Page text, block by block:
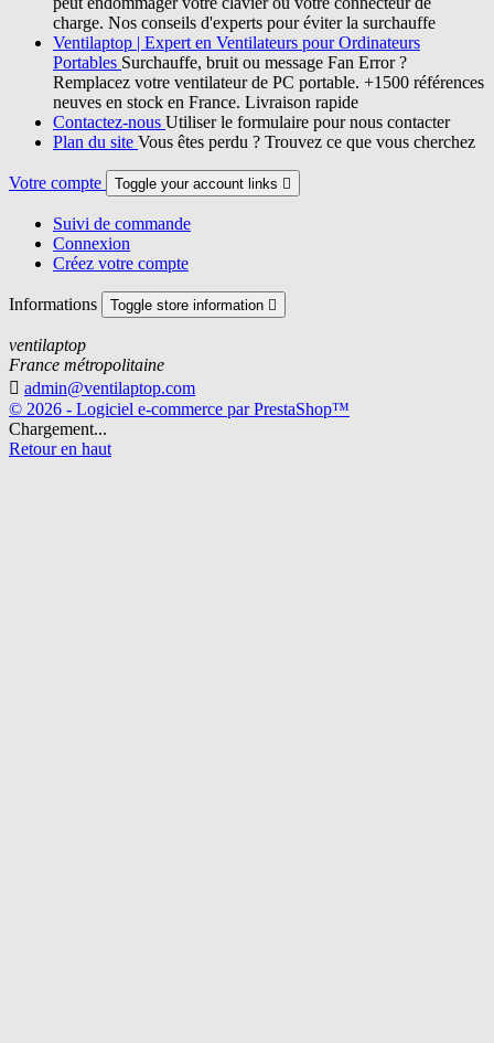
charge. Nos conseils d'experts pour éviter la surchauffe
Ventilaptop | Expert en Ventilateurs pour Ordinateurs
Portables Surchauffe, bruit ou message Fan Error ?
Remplacez votre ventilateur de PC portable. +1500 références
neuves en stock en France. Livraison rapide
Contactez-nous Utiliser le formulaire pour nous contacter
Plan du site Vous êtes perdu ? Trouvez ce que vous cherchez
Votre compte Toggle your account links 
Suivi de commande
Connexion
Créez votre compte
Informations Toggle store information 
ventilaptop
France métropolitaine
 admin@ventilaptop.com
© 2026 - Logiciel e-commerce par PrestaShop™
Chargement...
Retour en haut